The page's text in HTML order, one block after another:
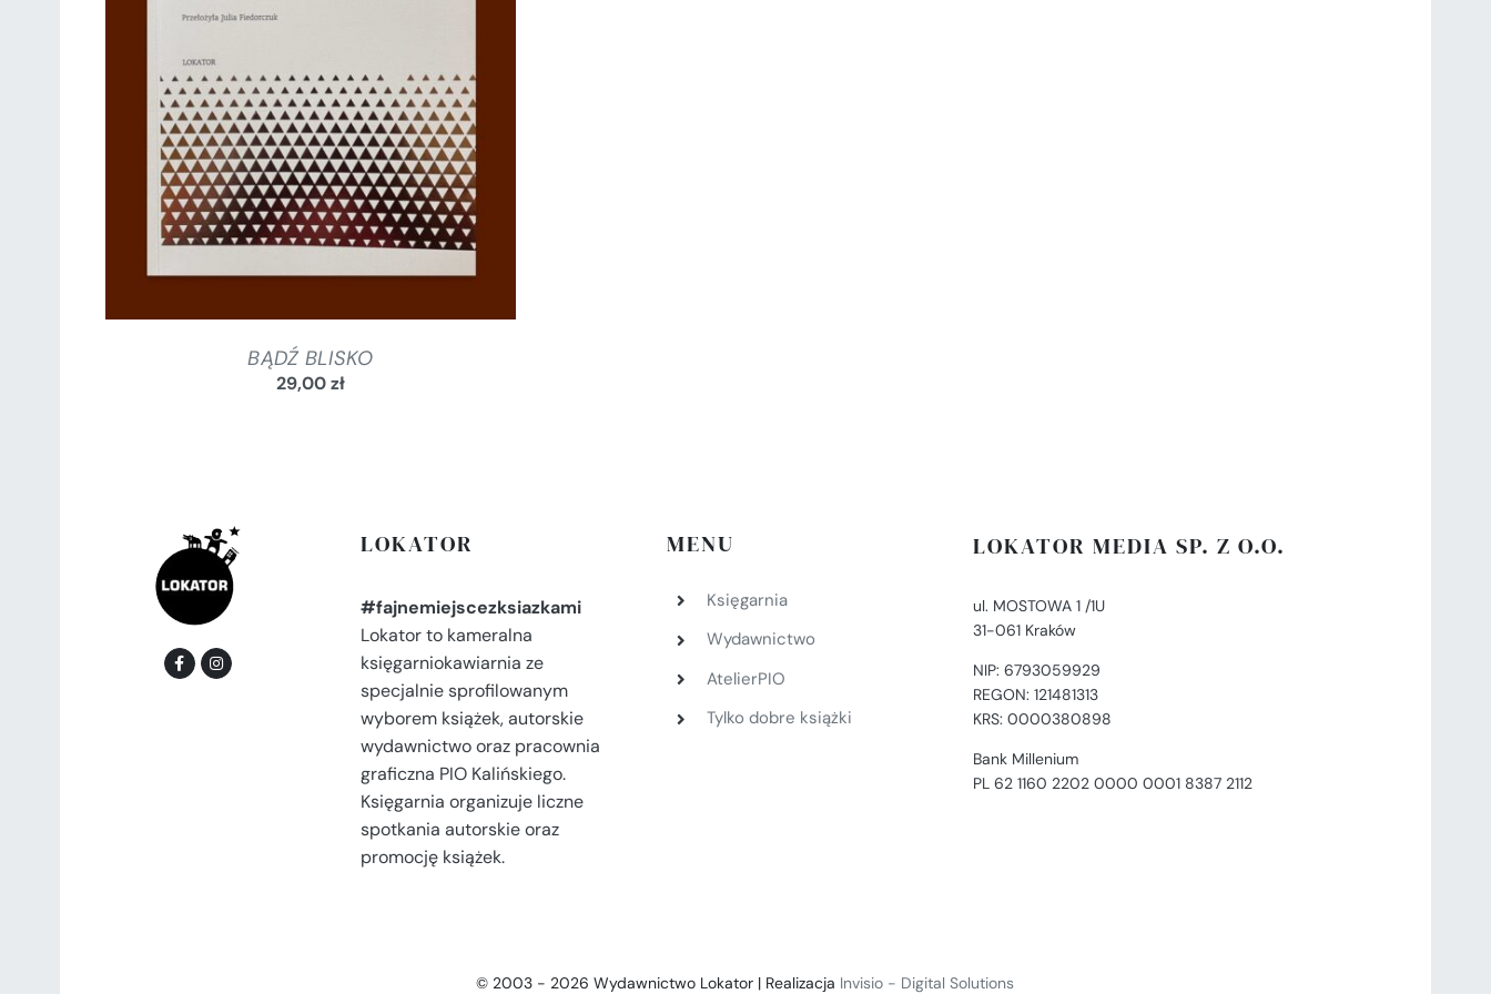
BĄDŹ BLISKO
29,00zł
LOKATOR
#fajnemiejscezksiazkami
Lokator to kameralna
księgarniokawiarnia ze
specjalnie sprofilowanym
wyborem książek, autorskie
wydawnictwo oraz pracownia
graficzna PIO Kalińskiego.
Księgarnia organizuje liczne
spotkania autorskie oraz
promocję książek.
MENU
Księgarnia
Wydawnictwo
AtelierPIO
Tylko dobre książki
LOKATOR MEDIA SP. Z O.O.
ul. MOSTOWA 1 /1U
31-061 Kraków
NIP: 6793059929
REGON: 121481313
KRS: 0000380898
Bank Millenium
PL 62 1160 2202 0000 0001 8387 2112
© 2003 - 2026 Wydawnictwo Lokator | Realizacja Invisio - Digital Solutions